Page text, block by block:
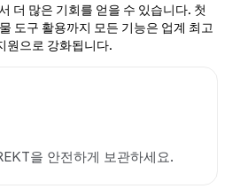
더 많은 기회를 얻을 수 있습니다. 첫
도구 활용까지 모든 기능은 업계 최고
원으로 강화됩니다.
을 안전하게 보관하세요.